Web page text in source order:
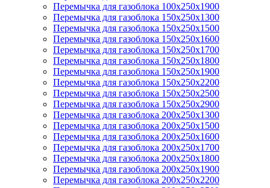
Перемычка для газоблока 100х250х1900
Перемычка для газоблока 150х250х1300
Перемычка для газоблока 150х250х1500
Перемычка для газоблока 150х250х1600
Перемычка для газоблока 150х250х1700
Перемычка для газоблока 150х250х1800
Перемычка для газоблока 150х250х1900
Перемычка для газоблока 150х250х2200
Перемычка для газоблока 150х250х2500
Перемычка для газоблока 150х250х2900
Перемычка для газоблока 200х250х1300
Перемычка для газоблока 200х250х1500
Перемычка для газоблока 200х250х1600
Перемычка для газоблока 200х250х1700
Перемычка для газоблока 200х250х1800
Перемычка для газоблока 200х250х1900
Перемычка для газоблока 200х250х2200